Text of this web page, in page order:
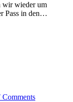
wir wieder um
Pass in den…
Comments